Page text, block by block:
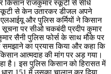
किसान राजकुमार स्कूटी से सीधे
से केन उतारकर डीजल अपने
और पुलिस कर्मियों ने किसान
पर सीओ चकबंदी प्रदीप कुमार
सैनी पुलिस फोर्स के साथ मौके पर
का प्रयास किया और कहा कि
आत्मदाह की मांग पर अड़ गया।
है। इस पुलिस किसान को हिरासत में
151 में उसका चालान कर दिया